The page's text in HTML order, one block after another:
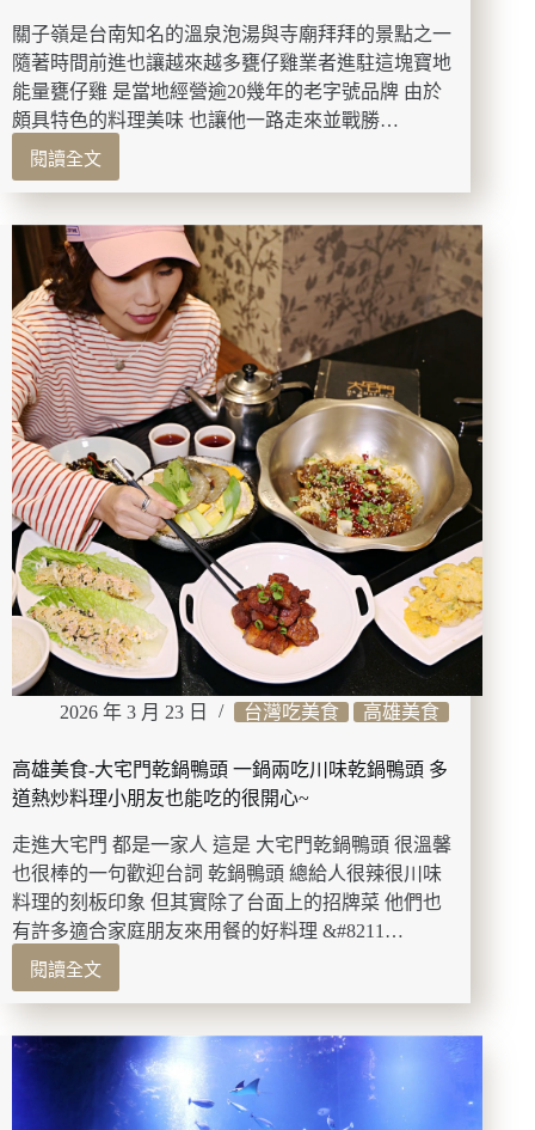
小
火
鍋
限
定
供
應
關子嶺是台南知名的溫泉泡湯與寺廟拜拜的景點之一
隨著時間前進也讓越來越多甕仔雞業者進駐這塊寶地
能量甕仔雞 是當地經營逾20幾年的老字號品牌 由於
頗具特色的料理美味 也讓他一路走來並戰勝…
閱讀全文
台
南
食-
能
量
甕
仔
雞
老
字
號
祖
傳
秘
法
醃
製
甕
仔
雞!?
老
饕
愛
的
殼
魚
也
吃
的
到!!
2026 年 3 月 23 日 台灣吃美食 高雄美食
高雄美食-大宅門乾鍋鴨頭 一鍋兩吃川味乾鍋鴨頭 多
道熱炒料理小朋友也能吃的很開心~
走進大宅門 都是一家人 這是 大宅門乾鍋鴨頭 很溫馨
也很棒的一句歡迎台詞 乾鍋鴨頭 總給人很辣很川味
料理的刻板印象 但其實除了台面上的招牌菜 他們也
有許多適合家庭朋友來用餐的好料理 &#8211…
閱讀全文
高
雄
食-